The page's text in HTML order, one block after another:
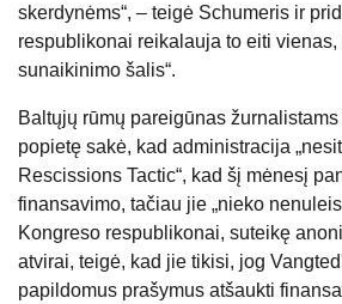
skerdynėms“, – teigė Schumeris ir
respublikonai reikalauja to eiti
sunaikinimo šalis“.
Baltųjų rūmų pareigūnas
popietę sakė, kad administracija
Rescissions Tactic“, kad šį mėnesį
finansavimo, tačiau jie „nieko
Kongreso respublikonai, suteikę
atvirai, teigė, kad jie tikisi, jog
papildomus prašymus atšaukti